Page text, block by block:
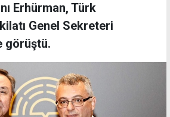
Erhürman, Türk
Genel Sekreteri
görüştü.